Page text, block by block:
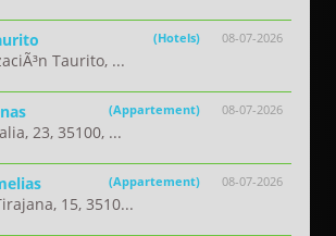
08-07-2026
(Hotels)
Taurito, ...
08-07-2026
(Appartement)
23, 35100, ...
08-07-2026
(Appartement)
15, 3510...